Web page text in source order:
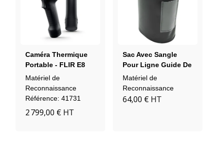
Caméra Thermique
Portable - FLIR E8
PRO
Matériel de
Reconnaissance
Référence: 41731
2 799,00 € HT
Sac Avec Sangle
Pour Ligne Guide De
50 À 100 M
Matériel de
Reconnaissance
64,00 € HT